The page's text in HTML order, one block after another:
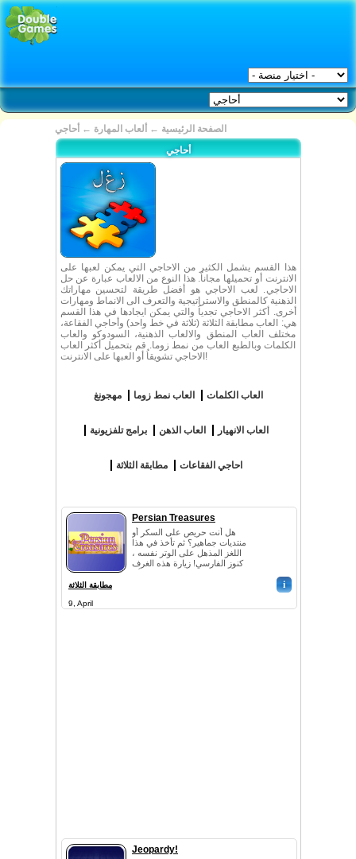
الصفحة الرئيسية ← ألعاب المهارة ← أحاجي
أحاجي
هذا القسم يشمل الكثير من الاحاجي التي يمكن لعبها على
الانترنت أو تحميلها مجاناُ. هذا النوع من الالعاب عبارة عن حل
الاحاجي. لعب الاحاجي هو أفضل طريقة لتحسين مهاراتك
الذهنية كالمنطق والاستراتيجية والتعرف الى الانماط ومهارات
أخرى. أكثر الاحاجي تجدياُ والتي يمكن ايجادها في هذا القسم
هي: العاب مطابقة الثلاثة (ثلاثة في خط واحد) وأحاجي الفقاعة،
مختلف العاب المنطق والالعاب الذهنية، السودوكو والعاب
الكلمات وبالطبع العاب من نمط زوما. قم بتحميل أكثر العاب
الاحاجي تشويقاُ أو العبها على الانترنت!
مهجونغ العاب نمط زوما العاب الكلمات
برامج تلفزيونية العاب الذهن العاب الانهيار
مطابقة الثلاثة احاجي الفقاعات
Persian Treasures
هل أنت حريص على السكر أو
منتديات جماهير؟ ثم تأخذ في هذا
اللغز المذهل على الوتر نفسه ،
كنوز الفارسي! زيارة هذه الغرف
مطابقة الثلاثة i
9, April
Jeopardy!